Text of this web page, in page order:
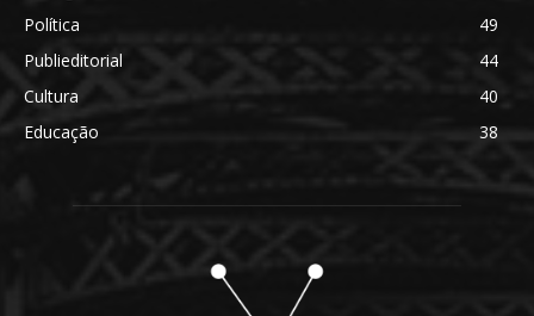
Política
49
Publieditorial
44
Cultura
40
Educação
38